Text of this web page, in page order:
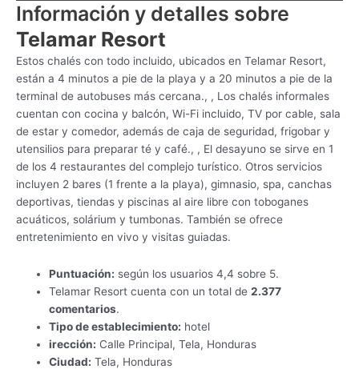
Información y detalles sobre
Telamar Resort
Estos chalés con todo incluido, ubicados en Telamar Resort,
están a 4 minutos a pie de la playa y a 20 minutos a pie de la
terminal de autobuses más cercana., , Los chalés informales
cuentan con cocina y balcón, Wi-Fi incluido, TV por cable, sala
de estar y comedor, además de caja de seguridad, frigobar y
utensilios para preparar té y café., , El desayuno se sirve en 1
de los 4 restaurantes del complejo turístico. Otros servicios
incluyen 2 bares (1 frente a la playa), gimnasio, spa, canchas
deportivas, tiendas y piscinas al aire libre con toboganes
acuáticos, solárium y tumbonas. También se ofrece
entretenimiento en vivo y visitas guiadas.
Puntuación: según los usuarios 4,4 sobre 5.
Telamar Resort cuenta con un total de2.377
comentarios.
Tipo de establecimiento: hotel
irección: Calle Principal, Tela, Honduras
Ciudad: Tela, Honduras